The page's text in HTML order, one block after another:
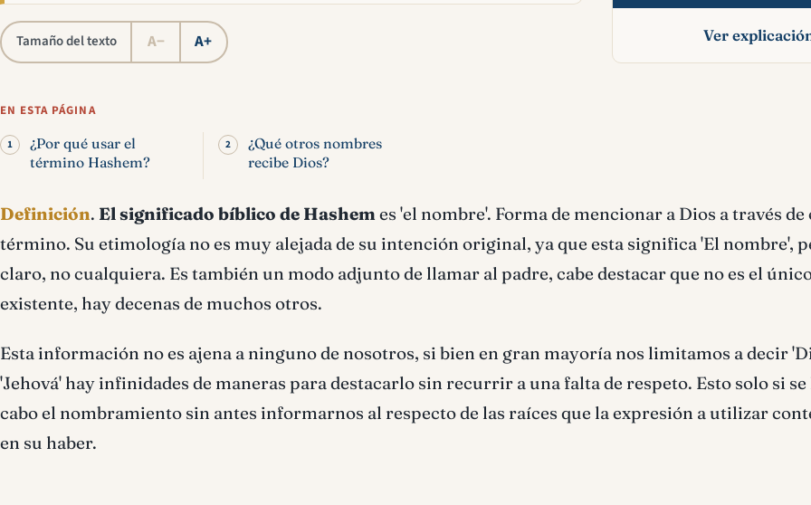
Tamaño del texto A− A+ Ver
EN ESTA PÁGINA
¿Por qué usar el
término Hashem?
¿Qué otros nombres
recibe Dios?
Definición. El significado bíblico de Hashem es 'el nombre'. Forma de mencionar a Dios a través
término. Su etimología no es muy alejada de su intención original, ya que esta significa 'El nombre',
claro, no cualquiera. Es también un modo adjunto de llamar al padre, cabe destacar que no es el
existente, hay decenas de muchos otros.
Esta información no es ajena a ninguno de nosotros, si bien en gran mayoría nos limitamos a decir
'Jehová' hay infinidades de maneras para destacarlo sin recurrir a una falta de respeto. Esto solo si se
cabo el nombramiento sin antes informarnos al respecto de las raíces que la expresión a utilizar
en su haber.